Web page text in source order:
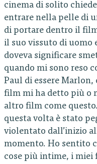
cinema di solito
entrare nella pelle di
di portare dentro il
il suo vissuto di uomo
doveva significare
quando mi sono reso
Paul di essere
film mi ha detto più o
altro film come
questa volta è stato
violentato dall’inizio
momento. Ho sentito
cose più intime, i